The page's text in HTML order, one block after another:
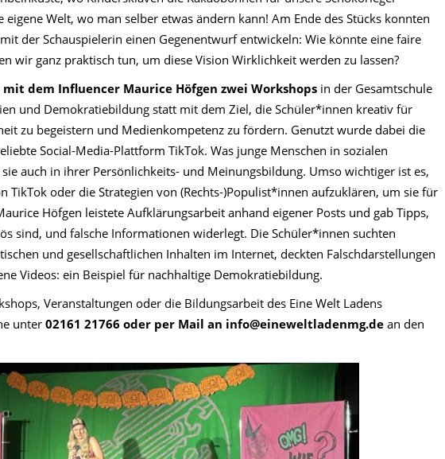
Welt, wo man selber etwas ändern kann! Am Ende des Stücks konnten
der Schauspielerin einen Gegenentwurf entwickeln: Wie könnte eine faire
wir ganz praktisch tun, um diese Vision Wirklichkeit werden zu lassen?
mit dem Influencer Maurice Höfgen zwei Workshops in der Gesamtschule
und Demokratiebildung statt mit dem Ziel, die Schüler*innen kreativ für
zu begeistern und Medienkompetenz zu fördern. Genutzt wurde dabei die
Social-Media-Plattform TikTok. Was junge Menschen in sozialen
auch in ihrer Persönlichkeits- und Meinungsbildung. Umso wichtiger ist es,
TikTok oder die Strategien von (Rechts-)Populist*innen aufzuklären, um sie für
Höfgen leistete Aufklärungsarbeit anhand eigener Posts und gab Tipps,
sind, und falsche Informationen widerlegt. Die Schüler*innen suchten
und gesellschaftlichen Inhalten im Internet, deckten Falschdarstellungen
Videos: ein Beispiel für nachhaltige Demokratiebildung.
Veranstaltungen oder die Bildungsarbeit des Eine Welt Ladens
unter 02161 21766 oder per Mail an info@eineweltladenmg.de an den